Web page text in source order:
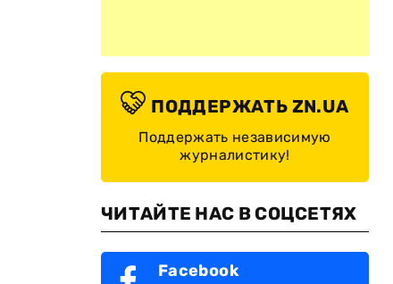
ПОДДЕРЖАТЬ ZN.UA
Поддержать независимую
журналистику!
ЧИТАЙТЕ НАС В СОЦСЕТЯХ
Facebook